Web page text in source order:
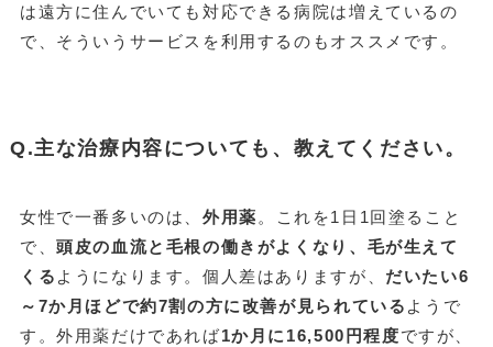
は遠方に住んでいても対応できる病院は増えているの
で、そういうサービスを利用するのもオススメです。
Q.主な治療内容についても、教えてください。
女性で一番多いのは、外用薬 。これを1日1回塗ること
で、頭皮の血流と毛根の働きがよくなり、毛が生えて
くる ようになります。個人差はありますが、 だいたい6
～7か月ほどで約7割の方に改善が見られている ようで
す。外用薬だけであれば1か月に16,500円程度ですが、